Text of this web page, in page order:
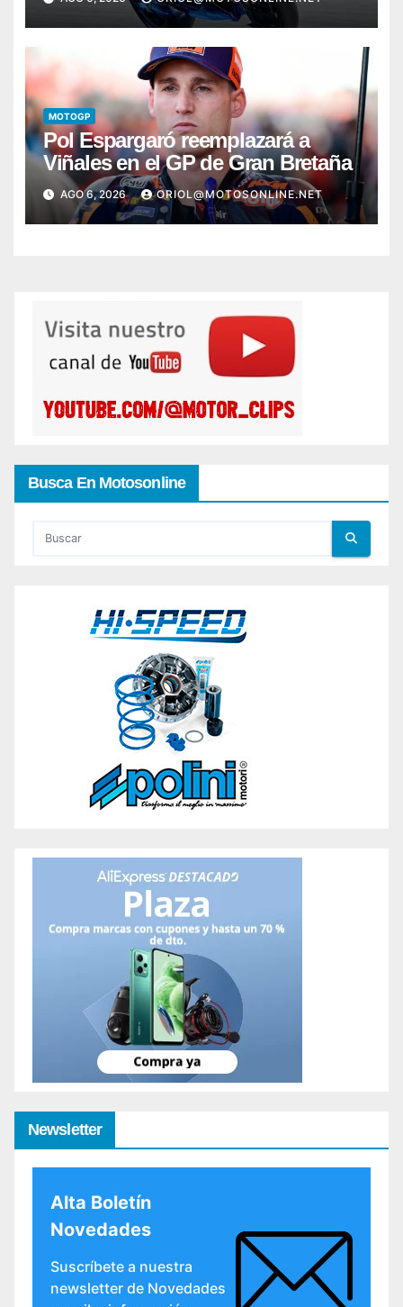
MOTOGP
Pol Espargaró reemplazará a
Viñales en el GP de Gran Bretaña
AGO 6, 2026 ORIOL@MOTOSONLINE.NET
Busca En Motosonline
Newsletter
Alta Boletín
Novedades
Suscríbete a nuestra
newsletter de Novedades